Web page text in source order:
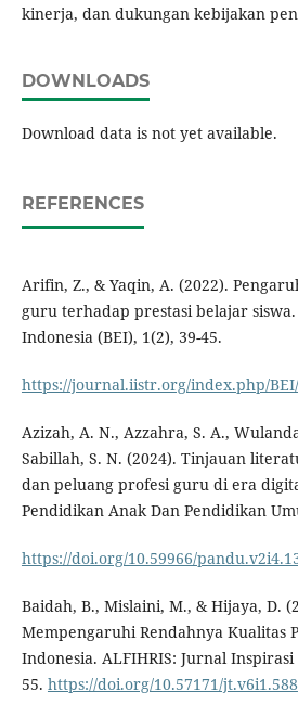
kinerja, dan dukungan kebijakan
DOWNLOADS
Download data is not yet available.
REFERENCES
Arifin, Z., & Yaqin, A. (2022).
guru terhadap prestasi belajar
Indonesia (BEI), 1(2), 39-45.
https://journal.iistr.org/index.php/
Azizah, A. N., Azzahra, S. A.,
Sabillah, S. N. (2024). Tinjauan
dan peluang profesi guru di era
Pendidikan Anak Dan Pendidikan
https://doi.org/10.59966/
Baidah, B., Mislaini, M., & Hijaya, D.
Mempengaruhi Rendahnya Kualitas
Indonesia. ALFIHRIS: Jurnal
55. https://doi.org/10.57171/jt.v6i1.588